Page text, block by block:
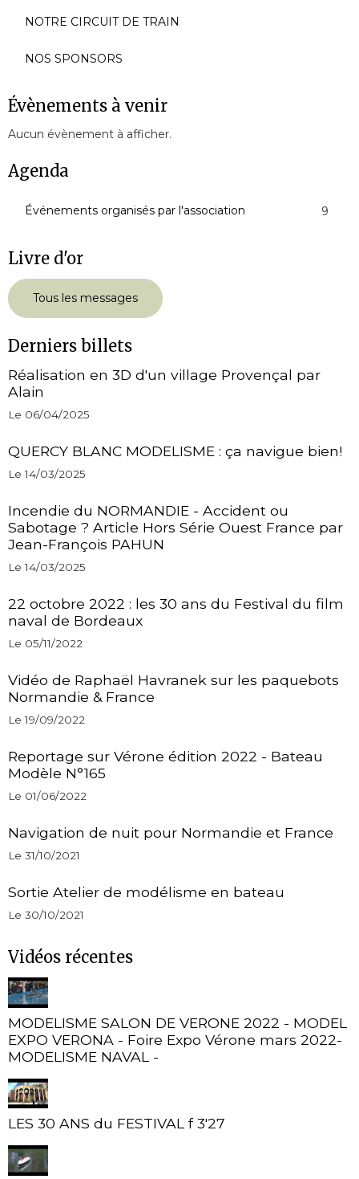
NOTRE CIRCUIT DE TRAIN
NOS SPONSORS
Évènements à venir
Aucun évènement à afficher.
Agenda
Événements organisés par l'association 9
Livre d'or
Tous les messages
Derniers billets
Réalisation en 3D d'un village Provençal par
Alain
Le 06/04/2025
QUERCY BLANC MODELISME : ça navigue bien!
Le 14/03/2025
Incendie du NORMANDIE - Accident ou
Sabotage ? Article Hors Série Ouest France par
Jean-François PAHUN
Le 14/03/2025
22 octobre 2022 : les 30 ans du Festival du film
naval de Bordeaux
Le 05/11/2022
Vidéo de Raphaël Havranek sur les paquebots
Normandie & France
Le 19/09/2022
Reportage sur Vérone édition 2022 - Bateau
Modèle N°165
Le 01/06/2022
Navigation de nuit pour Normandie et France
Le 31/10/2021
Sortie Atelier de modélisme en bateau
Le 30/10/2021
Vidéos récentes
MODELISME SALON DE VERONE 2022 - MODEL
EXPO VERONA - Foire Expo Vérone mars 2022-
MODELISME NAVAL -
LES 30 ANS du FESTIVAL f 3'27